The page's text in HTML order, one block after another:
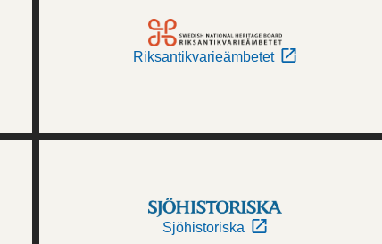
Riksantikvarieämbetet
Sjöhistoriska